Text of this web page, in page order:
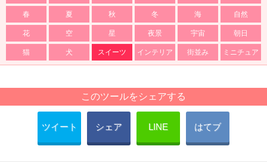
春 夏 秋 冬 海 自然
花 空 星 夜景 宇宙 朝日
猫 犬 スイーツ インテリア 街並み ミニチュア
このツールをシェアする
ツイート シェア LINE はてブ